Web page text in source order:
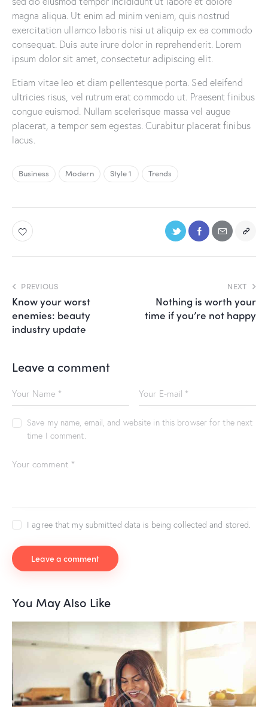
magna aliqua. Ut enim ad minim veniam, quis nostrud
exercitation ullamco laboris nisi ut aliquip ex ea commodo
consequat. Duis aute irure dolor in reprehenderit. Lorem
ipsum dolor sit amet, consectetur adipiscing elit.
Etiam vitae leo et diam pellentesque porta. Sed eleifend
ultricies risus, vel rutrum erat commodo ut. Praesent finibus
congue euismod. Nullam scelerisque massa vel augue
placerat, a tempor sem egestas. Curabitur placerat finibus
lacus.
Business Modern Style 1 Trends
PREVIOUS
Know your worst
enemies: beauty
industry update
NEXT
Nothing is worth your
time if you’re not happy
Leave a comment
Save my name, email, and website in this browser for the next
time I comment.
I agree that my submitted data is being collected and stored.
You May Also Like